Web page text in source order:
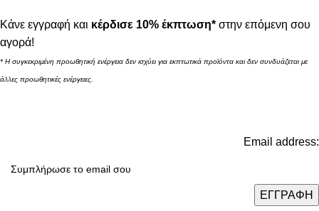
Κάνε εγγραφή και κέρδισε 10% έκπτωση* στην επόμενη σου
αγορά!
* Η συγκεκριμένη προωθητική ενέργεια δεν ισχύει για εκπτωτικά προϊόντα και δεν συνδυάζεται με
άλλες προωθητικές ενέργειες.
Email address: